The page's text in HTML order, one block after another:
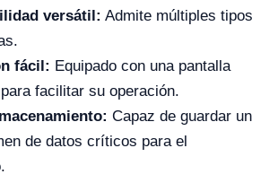
versátil: Admite múltiples tipos
fácil: Equipado con una pantalla
facilitar su operación.
Capaz de guardar un
de datos críticos para el